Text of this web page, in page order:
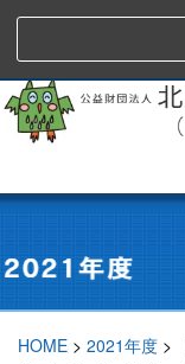
HOME > 2021年度 >